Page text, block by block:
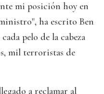
mi posición hoy en
ha escrito Ben
pelo de la cabeza
mil terroristas de
a reclamar al